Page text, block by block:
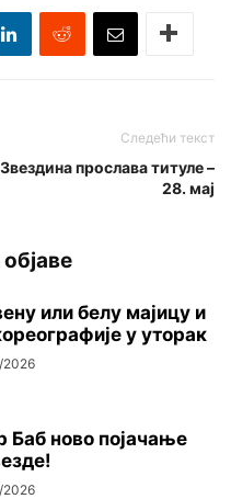
Следећи текст
Звездина прослава титуле –
28. мај
или белу мајицу и
у уторак
Баб ново појачање